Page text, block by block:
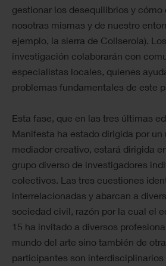
gestionar los desequilibrios y cómo
nosotras mismas y de nuestro
ejemplo, la sierra de Collserola).
investigación colaborarán con
especialistas locales, quienes
problemas fundamentales de este
Esta fase, que en las tres últimas
Manifesta ha estado dirigida por un
mediador creativo, estará dirigida
grupo diverso de investigadores
colectivos. Las tres cuestiones
interrelacionadas y abarcan a
sociedad civil, razón por la cual el
15 ha invitado a diversos
mundo del arte sino también de
participantes son interdisciplinarios